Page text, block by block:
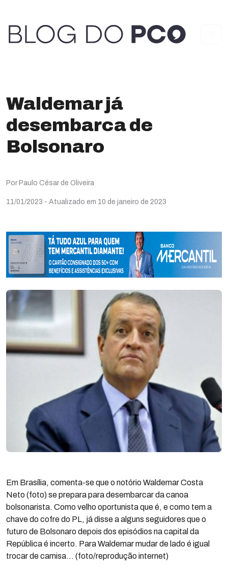
Waldemar já
desembarca de
Bolsonaro
Por Paulo César de Oliveira
11/01/2023 - Atualizado em 10 de janeiro de 2023
Em Brasília, comenta-se que o notório Waldemar Costa
Neto (foto) se prepara para desembarcar da canoa
bolsonarista. Como velho oportunista que é, e como tem a
chave do cofre do PL, já disse a alguns seguidores que o
futuro de Bolsonaro depois dos episódios na capital da
República é incerto. Para Waldemar mudar de lado é igual
trocar de camisa… (foto/reprodução internet)